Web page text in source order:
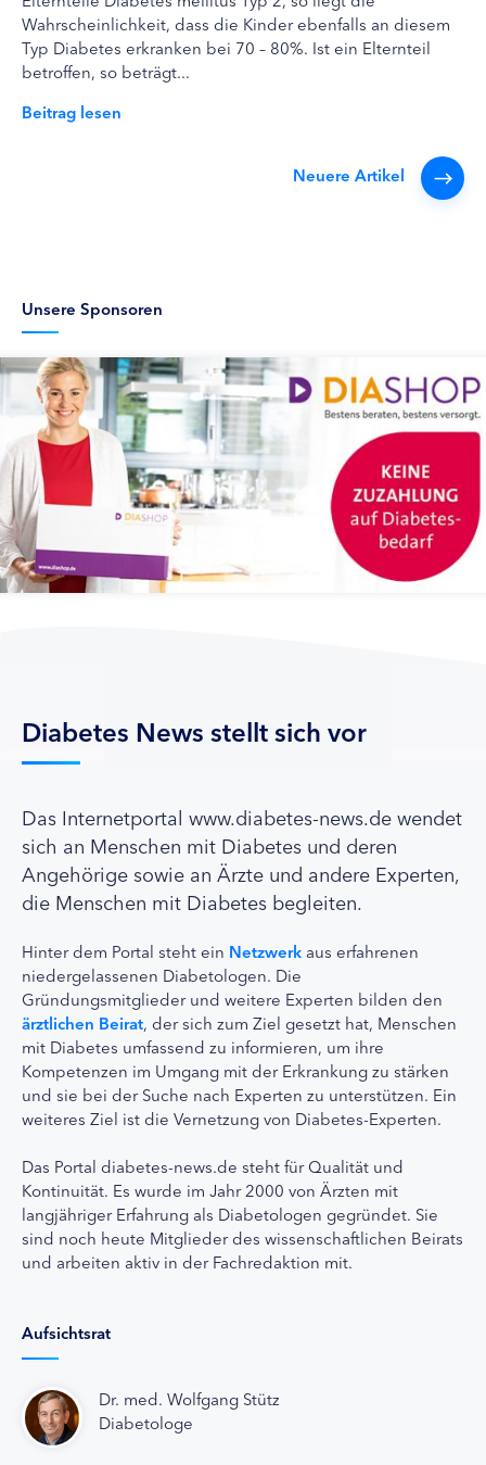
Wahrscheinlichkeit, dass die Kinder ebenfalls an diesem
Typ Diabetes erkranken bei 70 – 80%. Ist ein Elternteil
betroffen, so beträgt...
Beitrag lesen
Neuere Artikel
Unsere Sponsoren
Diabetes News stellt sich vor
Das Internetportal www.diabetes-news.de wendet
sich an Menschen mit Diabetes und deren
Angehörige sowie an Ärzte und andere Experten,
die Menschen mit Diabetes begleiten.
Hinter dem Portal steht ein Netzwerk aus erfahrenen
niedergelassenen Diabetologen. Die
Gründungsmitglieder und weitere Experten bilden den
ärztlichen Beirat, der sich zum Ziel gesetzt hat, Menschen
mit Diabetes umfassend zu informieren, um ihre
Kompetenzen im Umgang mit der Erkrankung zu stärken
und sie bei der Suche nach Experten zu unterstützen. Ein
weiteres Ziel ist die Vernetzung von Diabetes-Experten.
Das Portal diabetes-news.de steht für Qualität und
Kontinuität. Es wurde im Jahr 2000 von Ärzten mit
langjähriger Erfahrung als Diabetologen gegründet. Sie
sind noch heute Mitglieder des wissenschaftlichen Beirats
und arbeiten aktiv in der Fachredaktion mit.
Aufsichtsrat
Dr. med. Wolfgang Stütz
Diabetologe